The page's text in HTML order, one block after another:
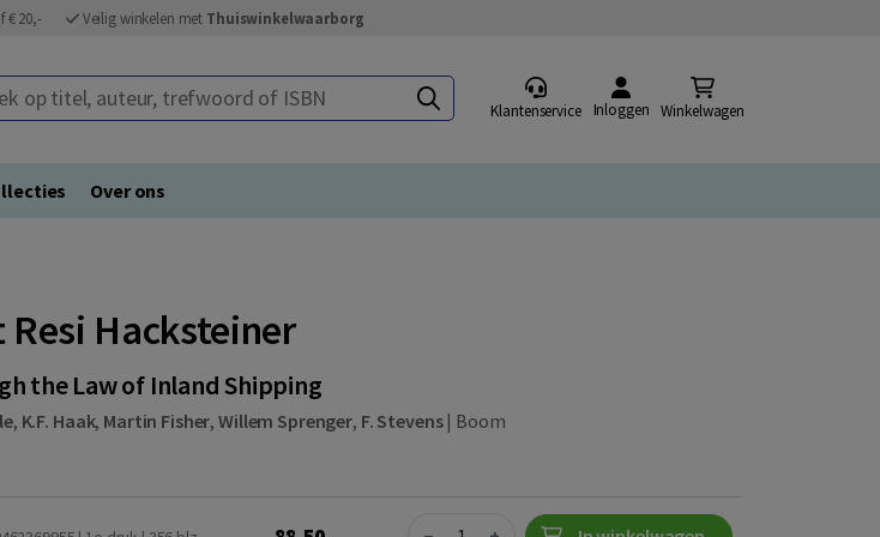
€ 20,- Veilig winkelen met Thuiswinkelwaarborg
op titel, auteur, trefwoord of ISBN
Klantenservice Inloggen Winkelwagen
Over ons
Hacksteiner
the Law of Inland Shipping
, K.F. Haak, Martin Fisher,Willem Sprenger, F. Stevens| Boom
Quantity